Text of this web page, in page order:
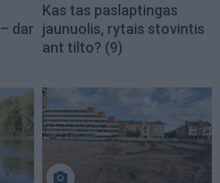
dar
Kas tas paslaptingas
jaunuolis, rytais stovintis
ant tilto? (9)